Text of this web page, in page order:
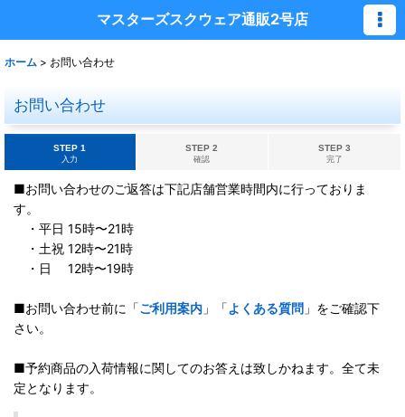
マスターズスクウェア通販2号店
ホーム > お問い合わせ
お問い合わせ
STEP 1
入力
STEP 2
確認
STEP 3
完了
■お問い合わせのご返答は下記店舗営業時間内に行っておりま
す。
・平日 15時〜21時
・土祝 12時〜21時
・日 12時〜19時
■お問い合わせ前に「ご利用案内 」「よくある質問 」をご確認下
さい。
■予約商品の入荷情報に関してのお答えは致しかねます。全て未
定となります。